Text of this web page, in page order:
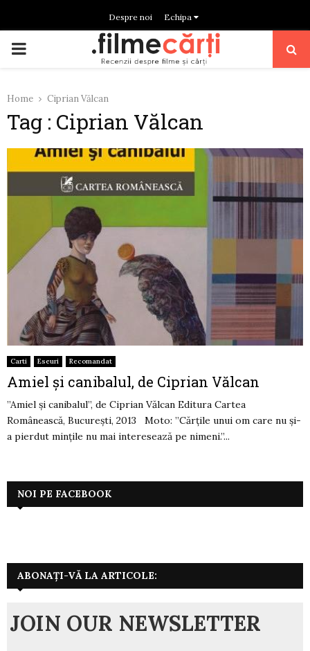
Despre noi Echipa
PRIMARY
Home Ciprian Vălcan
Tag : Ciprian Vălcan
Carti Eseuri Recomandat
Amiel și canibalul, de Ciprian Vălcan
”Amiel și canibalul”, de Ciprian Vălcan Editura Cartea
Românească, București, 2013 Moto: ”Cărțile unui om care nu și-
a pierdut mințile nu mai interesează pe nimeni.”...
NOI PE FACEBOOK
ABONAȚI-VĂ LA ARTICOLE:
JOIN OUR NEWSLETTER